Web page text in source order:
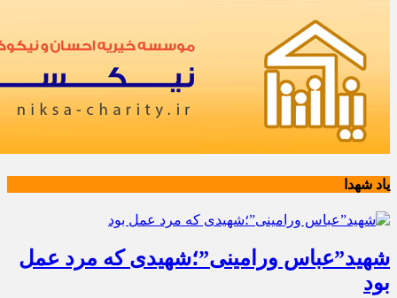
یاد شهدا
شهید”عباس ورامینی”؛شهیدی که مرد عمل
بود